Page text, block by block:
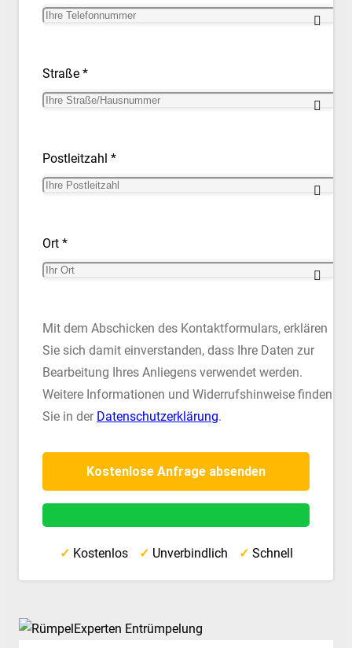
Straße *
Postleitzahl *
Ort *
Mit dem Abschicken des Kontaktformulars, erklären
Sie sich damit einverstanden, dass Ihre Daten zur
Bearbeitung Ihres Anliegens verwendet werden.
Weitere Informationen und Widerrufshinweise finden
Sie in der Datenschutzerklärung.
✓ Kostenlos ✓ Unverbindlich ✓ Schnell